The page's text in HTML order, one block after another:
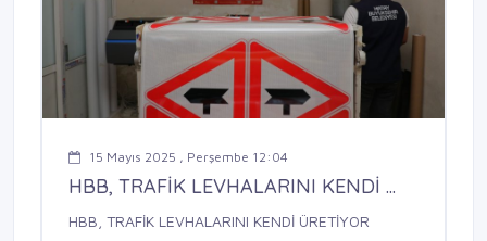
15 Mayıs 2025 , Perşembe 12:04
HBB, TRAFİK LEVHALARINI KENDİ ...
HBB, TRAFİK LEVHALARINI KENDİ ÜRETİYOR